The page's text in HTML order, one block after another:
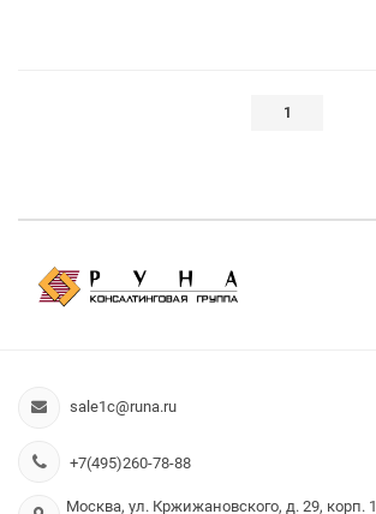
1
sale1c@runa.ru
+7(495)260-78-88
Москва, ул. Кржижановского, д. 29, корп. 1